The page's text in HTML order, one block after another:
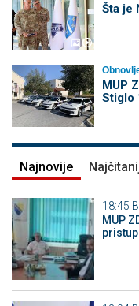
Šta je
MUP
Stiglo
Najnovije
18:45
MUP